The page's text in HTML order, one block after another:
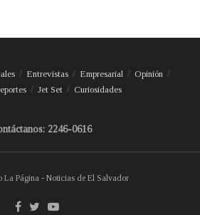
Entrevistas Empresarial
Opinión
Jet Set Curiosidades
2246-0616
La Página - Noticias de El Salvador